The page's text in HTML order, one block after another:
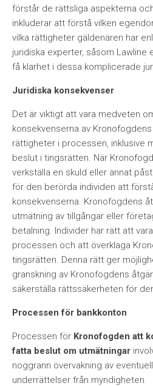
förstår de rättsliga aspekterna
inkluderar att förstå vilken
vilka rättigheter gäldenären har
juridiska experter, såsom Lawline
få klarhet i dessa komplicerade
Juridiska konsekvenser
Det är viktigt att vara medveten
konsekvenserna av
rättigheter i processen, inklusive
beslut i tingsrätten. När
verkställa en skuld eller annat
för den berörda individen att
konsekvenserna. Kronofogdens
utmätning av tillgångar eller
betalning. Individer har rätt att
processen och att överklaga
tingsrätten. Denna rätt ger
granskning av Kronofogdens
säkerställa rättssäkerheten för
Processen för bankkonton
Processen för Kronofogden att
fatta beslut om utmätningar
noggrann övervakning av
underrättelser från myndigheten.